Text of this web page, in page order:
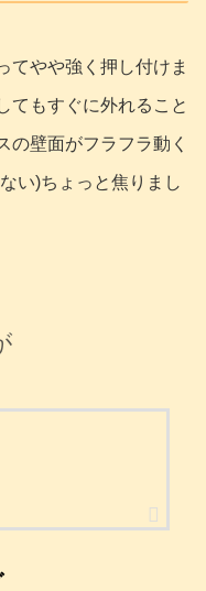
てやや強く押し付けま
てもすぐに外れること
の壁面がフラフラ動く
い)ちょっと焦りまし